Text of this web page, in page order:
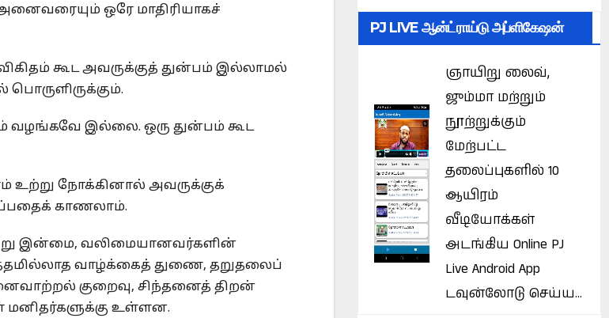
ஒரே மாதிரியாகச்
கூட அவருக்குத் துன்பம் இல்லாமல்
இல்லை. ஒரு துன்பம் கூட
உற்று நோக்கினால் அவருக்குக்
காணலாம்.
இன்மை, வலிமையானவர்களின்
வாழ்க்கைத் துணை, தறுதலைப்
குறைவு, சிந்தனைத் திறன்
மனிதர்களுக்கு உள்ளன.
PJ LIVE ஆன்ட்ராய்டு அப்ளிகேஷன்
ஞாயிறு லைவ்,
ஜும்மா மற்றும்
நூற்றுக்கும்
மேற்பட்ட
தலைப்புகளில் 10
ஆயிரம்
வீடியோக்கள்
அடங்கிய Online PJ
Live Android App
டவுன்லோடு செய்ய...